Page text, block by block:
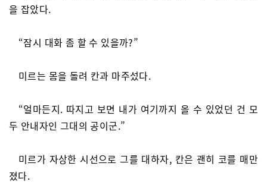
을 잡았다.
“잠시 대화 좀 할 수 있을까?”
미르는 몸을 돌려 칸과 마주섰다.
“얼마든지. 따지고 보면 내가 여기까지 올 수 있었던 건 모
두 안내자인 그대의 공이군.”
미르가 자상한 시선으로 그를 대하자, 칸은 괜히 코를 매만
졌다.